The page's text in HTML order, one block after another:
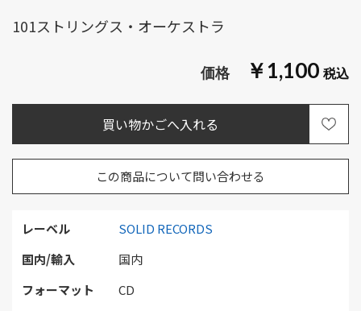
￥1,100
レーベル
SOLID RECORDS
国内/輸入
国内
フォーマット
CD
この商品について問い合わせる
101ストリングス・オーケストラ